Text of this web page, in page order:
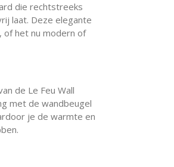
die rechtstreeks
laat. Deze elegante
of het nu modern of
de Le Feu Wall
met de wandbeugel
je de warmte en